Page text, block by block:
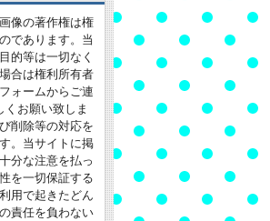
像の著作権は権
であります。当
的等は一切なく
合は権利所有者
ォームからご連
お願い致しま
削除等の対応を
。当サイトに掲
分な注意を払っ
を一切保証する
用で起きたどん
責任を負わない